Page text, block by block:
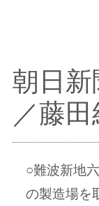
朝日
／藤
○難波新地
の製造場を